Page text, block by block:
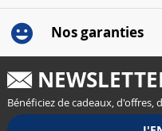
Nos garanties
Bénéficiez de cadeaux, d'offres,